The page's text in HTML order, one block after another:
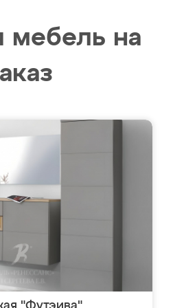
мебель на